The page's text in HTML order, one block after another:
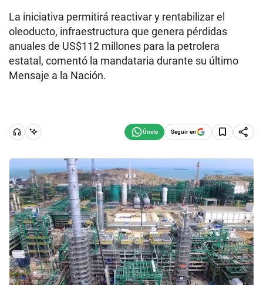
La iniciativa permitirá reactivar y rentabilizar el
oleoducto, infraestructura que genera pérdidas
anuales de US$112 millones para la petrolera
estatal, comentó la mandataria durante su último
Mensaje a la Nación.
Seguir en